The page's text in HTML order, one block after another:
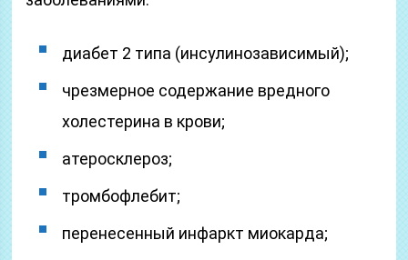
диабет 2 типа (инсулинозависимый);
чрезмерное содержание вредного
холестерина в крови;
атеросклероз;
тромбофлебит;
перенесенный инфаркт миокарда;